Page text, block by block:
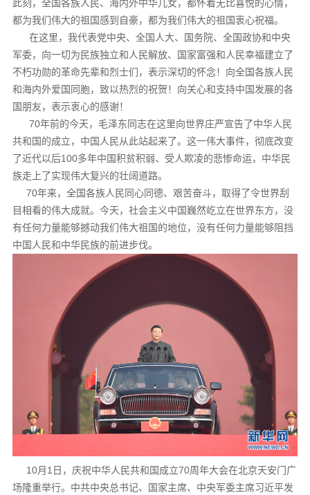
此刻，全国各族人民、海内外中华儿女，都怀着无比喜悦的心情，
都为我们伟大的祖国感到自豪，都为我们伟大的祖国衷心祝福。
在这里，我代表党中央、全国人大、国务院、全国政协和中央
军委，向一切为民族独立和人民解放、国家富强和人民幸福建立了
不朽功勋的革命先辈和烈士们，表示深切的怀念！向全国各族人民
和海内外爱国同胞，致以热烈的祝贺！向关心和支持中国发展的各
国朋友，表示衷心的感谢！
70年前的今天，毛泽东同志在这里向世界庄严宣告了中华人民
共和国的成立，中国人民从此站起来了。这一伟大事件，彻底改变
了近代以后100多年中国积贫积弱、受人欺凌的悲惨命运，中华民
族走上了实现伟大复兴的壮阔道路。
70年来，全国各族人民同心同德、艰苦奋斗，取得了令世界刮
目相看的伟大成就。今天，社会主义中国巍然屹立在世界东方，没
有任何力量能够撼动我们伟大祖国的地位，没有任何力量能够阻挡
中国人民和中华民族的前进步伐。
10月1日，庆祝中华人民共和国成立70周年大会在北京天安门广
场隆重举行。中共中央总书记、国家主席、中央军委主席习近平发